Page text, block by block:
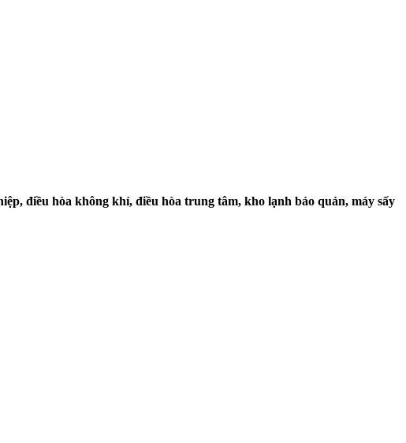
điều hòa không khí, điều hòa trung tâm, kho lạnh bảo quản, máy sấy